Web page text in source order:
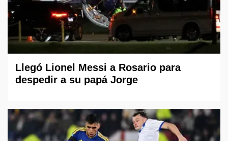
Llegó Lionel Messi a Rosario para
despedir a su papá Jorge